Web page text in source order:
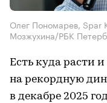
Олег Пономарев, Spar
Мозжухина/РБК
Есть куда расти
на рекордную
в декабре 2025